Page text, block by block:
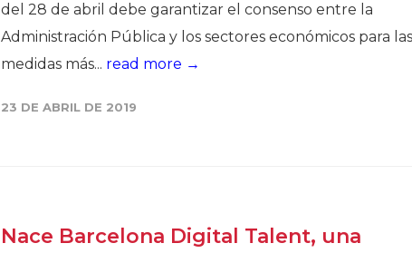
del 28 de abril debe garantizar el consenso entre la
Administración Pública y los sectores económicos para las
medidas más... read more →
23 DE ABRIL DE 2019
Nace Barcelona Digital Talent, una